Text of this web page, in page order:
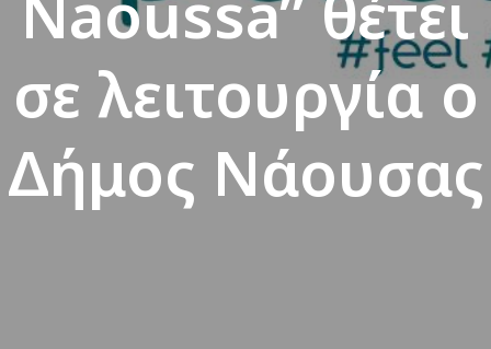
σε λειτουργία ο
Δήμος Νάουσας